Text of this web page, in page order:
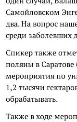
Самойловском
два. На вопрос
среди заболевших
Спикер также
поляны в
мероприятия по
1,2 тысячи
обрабатывать.
Также в ходе